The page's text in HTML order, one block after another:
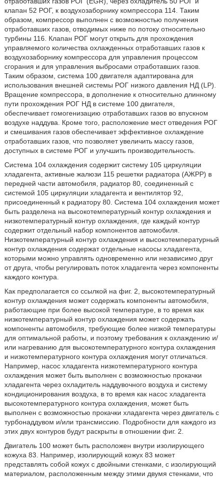
клапан 52 РОГ, к воздухозаборнику компрессора 114. Таким
образом, компрессор выполнен с возможностью получения
отработавших газов, отводимых ниже по потоку относительно
турбины 116. Клапан РОГ могут открыть для прохождения
управляемого количества охлажденных отработавших газов к
воздухозаборнику компрессора для управления процессом
сгорания и для управления выбросами отработавших газов.
Таким образом, система 100 двигателя адаптирована для
использования внешней системы РОГ низкого давления НД (LP).
Вращение компрессора, в дополнение к относительно длинному
пути прохождения РОГ НД в системе 100 двигателя,
обеспечивает гомогенизацию отработавших газов во впускном
воздухе наддува. Кроме того, расположение мест отведения РОГ
и смешивания газов обеспечивает эффективное охлаждение
отработавших газов, что позволяет увеличить массу газов,
доступных в системе РОГ и улучшить производительность.
Система 104 охлаждения содержит систему 105 циркуляции
хладагента, активные жалюзи 115 решетки радиатора (АЖРР) в
передней части автомобиля, радиатор 80, соединенный с
системой 105 циркуляции хладагента и вентилятор 92,
присоединенный к радиатору 80. Система 104 охлаждения может
быть разделена на высокотемпературный контур охлаждения и
низкотемпературный контур охлаждения, где каждый контур
содержит отдельный набор компонентов автомобиля.
Низкотемпературный контур охлаждения и высокотемпературный
контур охлаждения содержат отдельные насосы хладагента,
которыми можно управлять одновременно или независимо друг
от друга, чтобы регулировать поток хладагента через компоненты
каждого контура.
Как предполагается со ссылкой на фиг. 2, высокотемпературный
контур охлаждения может содержать компоненты автомобиля,
работающие при более высокой температуре, в то время как
низкотемпературный контур охлаждения может содержать
компоненты автомобиля, требующие более низкой температуры
для оптимальной работы, и поэтому требования к охлаждению и/
или нагреванию для высокотемпературного контура охлаждения
и низкотемпературного контура охлаждения могут отличаться.
Например, насос хладагента низкотемпературного контура
охлаждения может быть выполнен с возможностью прокачки
хладагента через охладитель наддувочного воздуха и систему
кондиционирования воздуха, в то время как насос хладагента
высокотемпературного контура охлаждения, может быть
выполнен с возможностью прокачки хладагента через двигатель с
турбонаддувом и/или трансмиссию. Подробности для каждого из
этих двух контуров будут раскрыты в отношении фиг. 2.
Двигатель 100 может быть расположен внутри изолирующего
кожуха 83. Например, изолирующий кожух 83 может
представлять собой кожух с двойными стенками, с изолирующий
материалом, расположенным между этими двумя стенками, что